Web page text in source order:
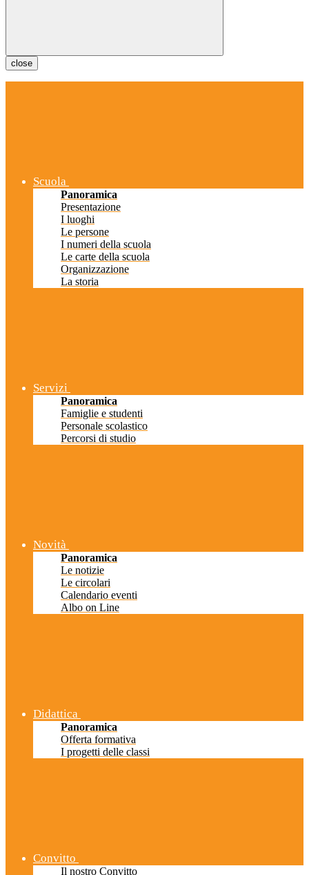
close
Scuola
Panoramica
Presentazione
I luoghi
Le persone
I numeri della scuola
Le carte della scuola
Organizzazione
La storia
Servizi
Panoramica
Famiglie e studenti
Personale scolastico
Percorsi di studio
Novità
Panoramica
Le notizie
Le circolari
Calendario eventi
Albo on Line
Didattica
Panoramica
Offerta formativa
I progetti delle classi
Convitto
Il nostro Convitto